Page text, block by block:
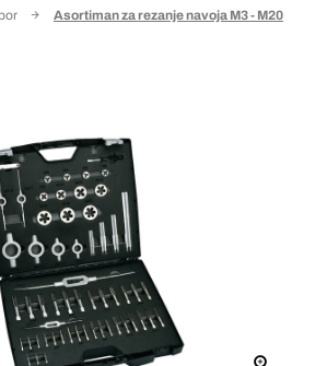
Asortiman za rezanje navoja M3 - M20